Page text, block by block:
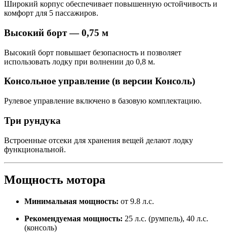
Широкий корпус обеспечивает повышенную остойчивость и
комфорт для 5 пассажиров.
Высокий борт — 0,75 м
Высокий борт повышает безопасность и позволяет
использовать лодку при волнении до 0,8 м.
Консольное управление (в версии Консоль)
Рулевое управление включено в базовую комплектацию.
Три рундука
Встроенные отсеки для хранения вещей делают лодку
функциональной.
Мощность мотора
Минимальная мощность: от 9.8 л.с.
Рекомендуемая мощность: 25 л.с. (румпель), 40 л.с.
(консоль)